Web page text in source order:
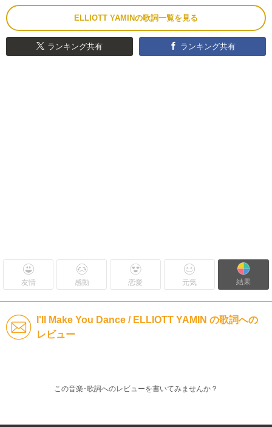
ELLIOTT YAMINの歌詞一覧を見る
ランキング共有 ランキング共有
友情 感動 恋愛 元気 結果
I'll Make You Dance / ELLIOTT YAMIN の歌詞への
レビュー
この音楽･歌詞へのレビューを書いてみませんか？